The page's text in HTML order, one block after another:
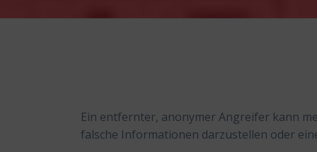
Ein entfernter, anonymer Angreifer kann
falsche Informationen darzustellen oder